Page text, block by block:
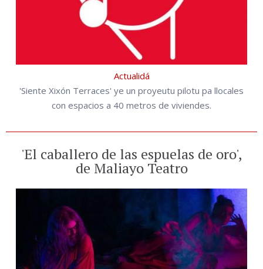
Actualidá
'Siente Xixón Terraces' ye un proyeutu pilotu pa llocales
con espacios a 40 metros de viviendes.
'El caballero de las espuelas de oro',
de Maliayo Teatro